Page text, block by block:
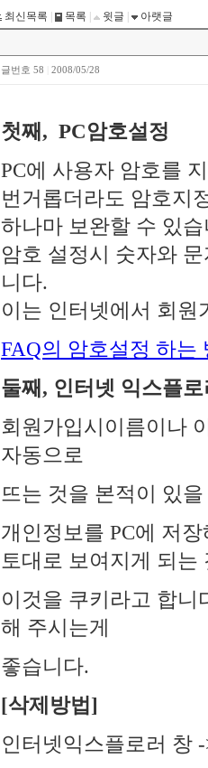
최신목록 목록 윗글 아랫글
글번호 58 2008/05/28
첫째, PC암호설정
PC에 사용자 암호를
번거롭더라도 암호지
하나마 보완할 수 있
암호 설정시 숫자와
니다.
이는 인터넷에서 회원
FAQ의 암호설정 하는
둘째, 인터넷 익스플
회원가입시이름이나
자동으로
뜨는 것을 본적이 있
개인정보를 PC에 저
토대로 보여지게 되는
이것을 쿠키라고 합니
해 주시는게
좋습니다.
[삭제방법]
인터넷익스플로러 창